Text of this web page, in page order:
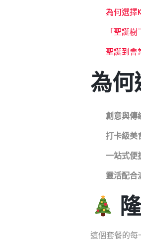
為何選擇
「聖誕
聖誕到會
為何
創意與傳
打卡級美
一站式便
靈活配合
這個套餐的每